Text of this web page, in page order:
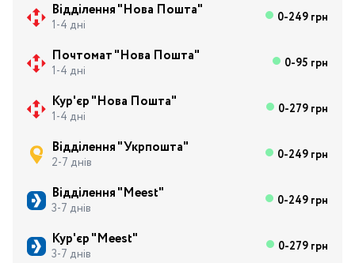
Відділення "Нова Пошта"
1-4 дні 0-249 грн
Почтомат "Нова Пошта"
1-4 дні 0-95 грн
Кур'єр "Нова Пошта"
1-4 дні 0-279 грн
Відділення "Укрпошта"
2-7 днів 0-249 грн
Відділення "Meest"
3-7 днів 0-249 грн
Кур'єр "Meest"
3-7 днів 0-279 грн